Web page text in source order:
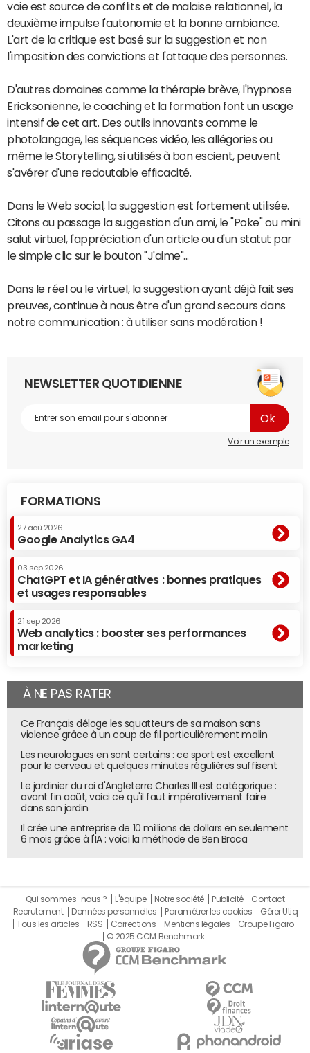
voie est source de conflits et de malaise relationnel, la
deuxième impulse l'autonomie et la bonne ambiance.
L'art de la critique est basé sur la suggestion et non
l'imposition des convictions et l'attaque des personnes.
D'autres domaines comme la thérapie brève, l'hypnose
Ericksonienne, le coaching et la formation font un usage
intensif de cet art. Des outils innovants comme le
photolangage, les séquences vidéo, les allégories ou
même le Storytelling, si utilisés à bon escient, peuvent
s'avérer d'une redoutable efficacité.
Dans le Web social, la suggestion est fortement utilisée.
Citons au passage la suggestion d'un ami, le "Poke" ou mini
salut virtuel, l'appréciation d'un article ou d'un statut par
le simple clic sur le bouton "J'aime"...
Dans le réel ou le virtuel, la suggestion ayant déjà fait ses
preuves, continue à nous être d'un grand secours dans
notre communication : à utiliser sans modération !
NEWSLETTER QUOTIDIENNE
Voir un exemple
FORMATIONS
27 aoû 2026
Google Analytics GA4
03 sep 2026
ChatGPT et IA génératives : bonnes pratiques
et usages responsables
21 sep 2026
Web analytics : booster ses performances
marketing
À NE PAS RATER
Ce Français déloge les squatteurs de sa maison sans
violence grâce à un coup de fil particulièrement malin
Les neurologues en sont certains : ce sport est excellent
pour le cerveau et quelques minutes régulières suffisent
Le jardinier du roi d'Angleterre Charles III est catégorique :
avant fin août, voici ce qu'il faut impérativement faire
dans son jardin
Il crée une entreprise de 10 millions de dollars en seulement
6 mois grâce à l'IA : voici la méthode de Ben Broca
Qui sommes-nous ? L'équipe Notre société Publicité
Contact
Recrutement
Données personnelles Paramétrer les cookies
Gérer Utiq
Tous les articles
RSS Corrections Mentions légales
Groupe Figaro
© 2025 CCM Benchmark